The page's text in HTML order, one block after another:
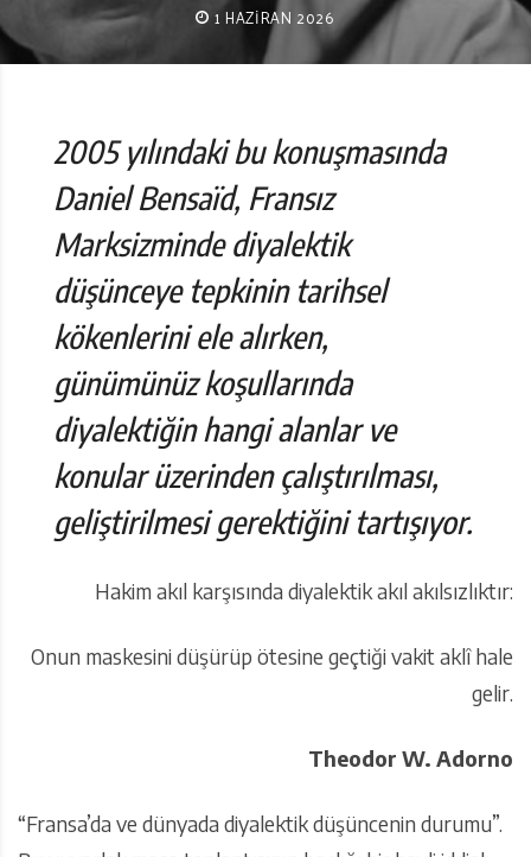
1 HAZIRAN 2026
2005 yılındaki bu konuşmasında
Daniel Bensaïd, Fransız
Marksizminde diyalektik
düşünceye tepkinin tarihsel
kökenlerini ele alırken,
günümünüz koşullarında
diyalektiğin hangi alanlar ve
konular üzerinden çalıştırılması,
geliştirilmesi gerektiğini tartışıyor.
Hakim akıl karşısında diyalektik akıl akılsızlıktır:
Onun maskesini düşürüp ötesine geçtiği vakit aklî hale
gelir.
Theodor W. Adorno
“Fransa’da ve dünyada diyalektik düşüncenin durumu”.